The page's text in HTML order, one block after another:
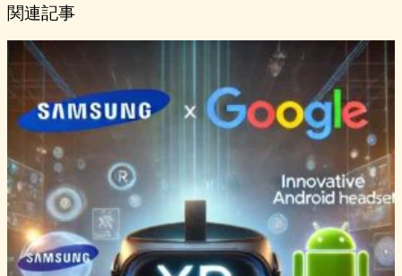
関連記事